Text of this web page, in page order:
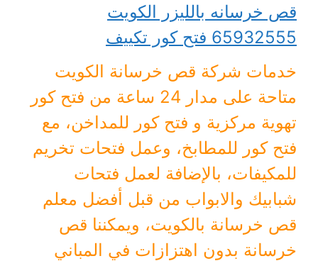
قص خرسانه بالليزر الكويت
65932555 فتح كور تكييف
خدمات شركة قص خرسانة الكويت
متاحة على مدار 24 ساعة من فتح كور
تهوية مركزية و فتح كور للمداخن، مع
فتح كور للمطابخ، وعمل فتحات تخريم
للمكيفات، بالإضافة لعمل فتحات
شبابيك والابواب من قبل أفضل معلم
قص خرسانة بالكويت، ويمكننا قص
خرسانة بدون اهتزازات في المباني